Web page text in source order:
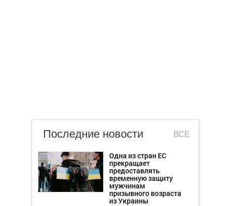
Последние новости ВСЕ
Одна из стран ЕС
прекращает
предоставлять
временную защиту
мужчинам
призывного возраста
из Украины